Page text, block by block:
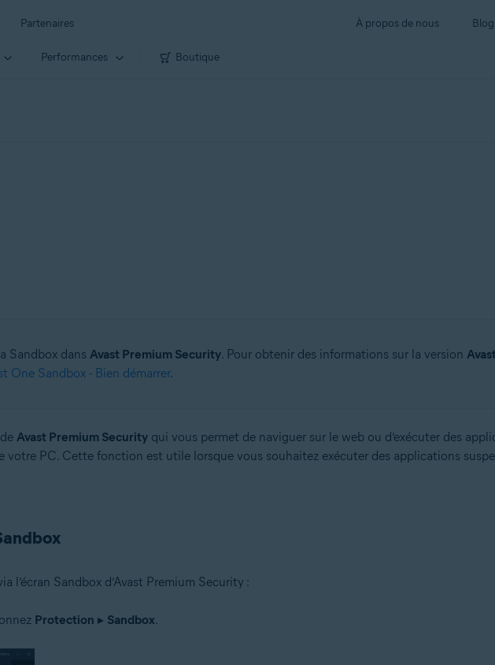
Partenaires À propos de nous
Performances Boutique
Sandbox dans Avast Premium Security. Pour obtenir des informations sur la version
One Sandbox - Bien démarrer.
Avast Premium Securityqui vous permet de naviguer sur le web ou d’exécuter des
votre PC. Cette fonction est utile lorsque vous souhaitez exécuter des applications
l’écran Sandbox d’Avast Premium Security :
Protection ▸ Sandbox.